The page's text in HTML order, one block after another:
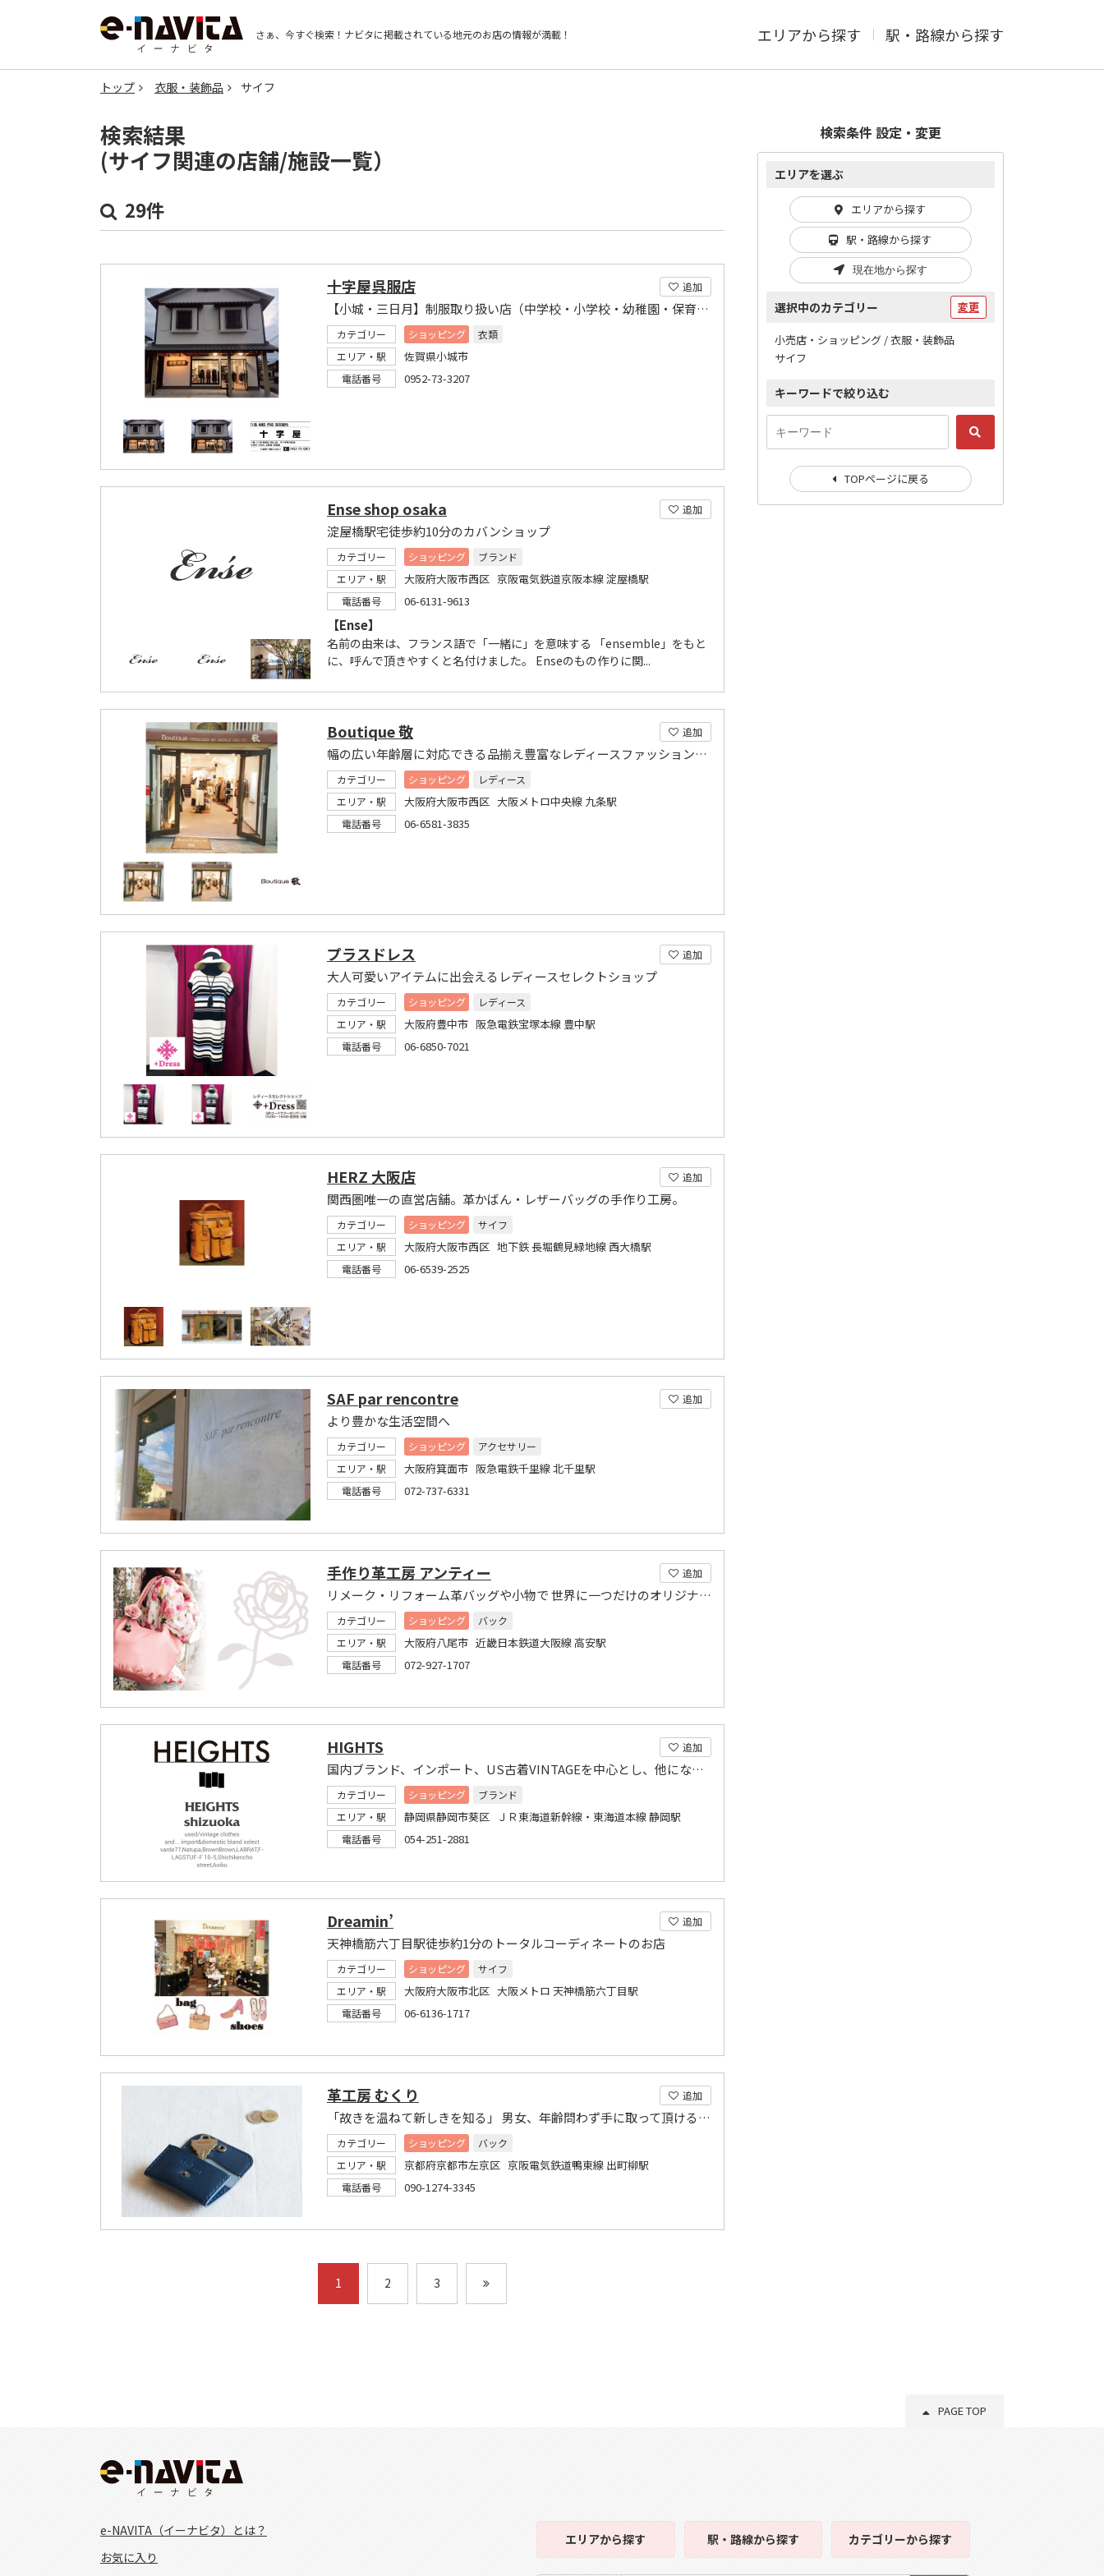
さぁ、今すぐ検索！ ナビタに掲載されている地元のお店の情報が満載！ エリアから探す 駅・路線から探す
トップ 衣服・装飾品 サイフ
検索結果
(サイフ関連の店舗/施設一覧）
29件
追加
十字屋呉服店
【小城・三日月】制服取り扱い店（中学校・小学校・幼稚園・保育園）
カテゴリー ショッピング
衣類
エリア・駅
佐賀県小城市
電話番号 0952-73-3207
追加
Ense shop osaka
淀屋橋駅宅徒歩約10分のカバンショップ
カテゴリー ショッピング
ブランド
エリア・駅
大阪府大阪市西区 京阪電気鉄道京阪本線 淀屋橋駅
電話番号 06-6131-9613
【Ense】
名前の由来は、フランス語で「一緒に」を意味する 「ensemble」をもと
に、呼んで頂きやすくと名付けました。 Enseのもの作りに関...
追加
Boutique 敬
幅の広い年齢層に対応できる品揃え豊富なレディースファッション専門店
カテゴリー ショッピング
レディース
エリア・駅
大阪府大阪市西区 大阪メトロ中央線 九条駅
電話番号 06-6581-3835
追加
プラスドレス
大人可愛いアイテムに出会えるレディースセレクトショップ
カテゴリー ショッピング
レディース
エリア・駅
大阪府豊中市 阪急電鉄宝塚本線 豊中駅
電話番号 06-6850-7021
追加
HERZ 大阪店
関西圏唯一の直営店舗。革かばん・レザーバッグの手作り工房。
カテゴリー ショッピング
サイフ
エリア・駅
大阪府大阪市西区 地下鉄 長堀鶴見緑地線 西大橋駅
電話番号 06-6539-2525
追加
SAF par rencontre
より豊かな生活空間へ
カテゴリー ショッピング
アクセサリー
エリア・駅
大阪府箕面市 阪急電鉄千里線 北千里駅
電話番号 072-737-6331
追加
手作り革工房 アンティー
リメーク・リフォーム革バッグや小物で 世界に一つだけのオリジナル作品をつくりませんか?
カテゴリー ショッピング
バック
エリア・駅
大阪府八尾市 近畿日本鉄道大阪線 高安駅
電話番号 072-927-1707
追加
HIGHTS
国内ブランド、インポート、US古着VINTAGEを中心とし、他にないスタイルを提案します。
カテゴリー ショッピング
ブランド
エリア・駅
静岡県静岡市葵区 ＪＲ東海道新幹線・東海道本線 静岡駅
電話番号 054-251-2881
追加
Dreamin’
天神橋筋六丁目駅徒歩約1分のトータルコーディネートのお店
カテゴリー ショッピング
サイフ
エリア・駅
大阪府大阪市北区 大阪メトロ 天神橋筋六丁目駅
電話番号 06-6136-1717
追加
革工房 むくり
「故きを温ねて新しきを知る」 男女、年齢問わず手に取って頂けるアイテムを提案致します。
カテゴリー ショッピング
バック
エリア・駅
京都府京都市左京区 京阪電気鉄道鴨東線 出町柳駅
電話番号 090-1274-3345
1 2 3
検索条件 設定・変更
エリアを選ぶ
エリアから探す
駅・路線から探す
現在地から探す
選択中のカテゴリー 変更
小売店・ショッピング / 衣服・装飾品
サイフ
キーワードで絞り込む
TOPページに戻る
PAGE TOP
e-NAVITA（イーナビタ）とは？
お気に入り
エリアから探す 駅・路線から探す カテゴリーから探す